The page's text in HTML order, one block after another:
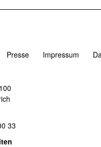
Presse Impressum
33